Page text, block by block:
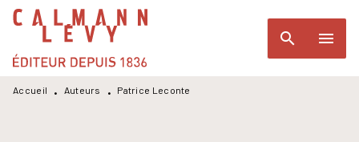
MENU RECHERCHE
PIED DE PAGE
search menu
Accueil • Auteurs • Patrice Leconte